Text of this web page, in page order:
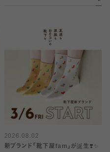
2026.08.02
新ブランド「靴下屋fam」が誕生❣️✨